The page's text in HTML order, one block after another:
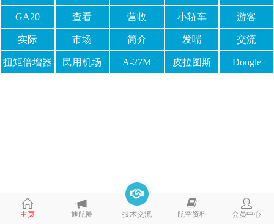
GA20 查看 营收 小轿车 游客
实际 市场 简介 发喘 交流
扭矩倍增器 民用机场 A-27M 皮拉图斯 Dongle
主页 通航圈 技术交流 航空资料 会员中心